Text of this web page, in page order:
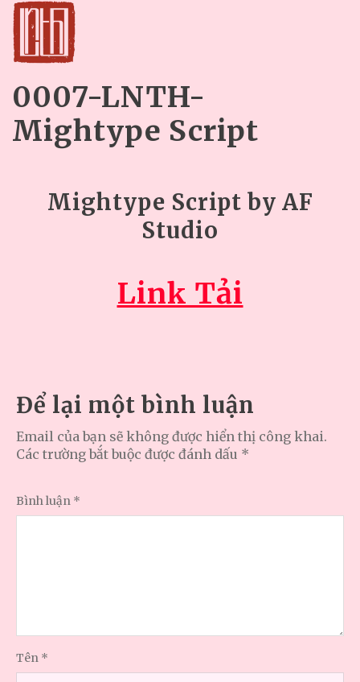
0007-LNTH-
Mightype Script
Mightype Script by AF
Studio
Link Tải
Để lại một bình luận
Email của bạn sẽ không được hiển thị công khai.
Các trường bắt buộc được đánh dấu *
Bình luận *
Tên *